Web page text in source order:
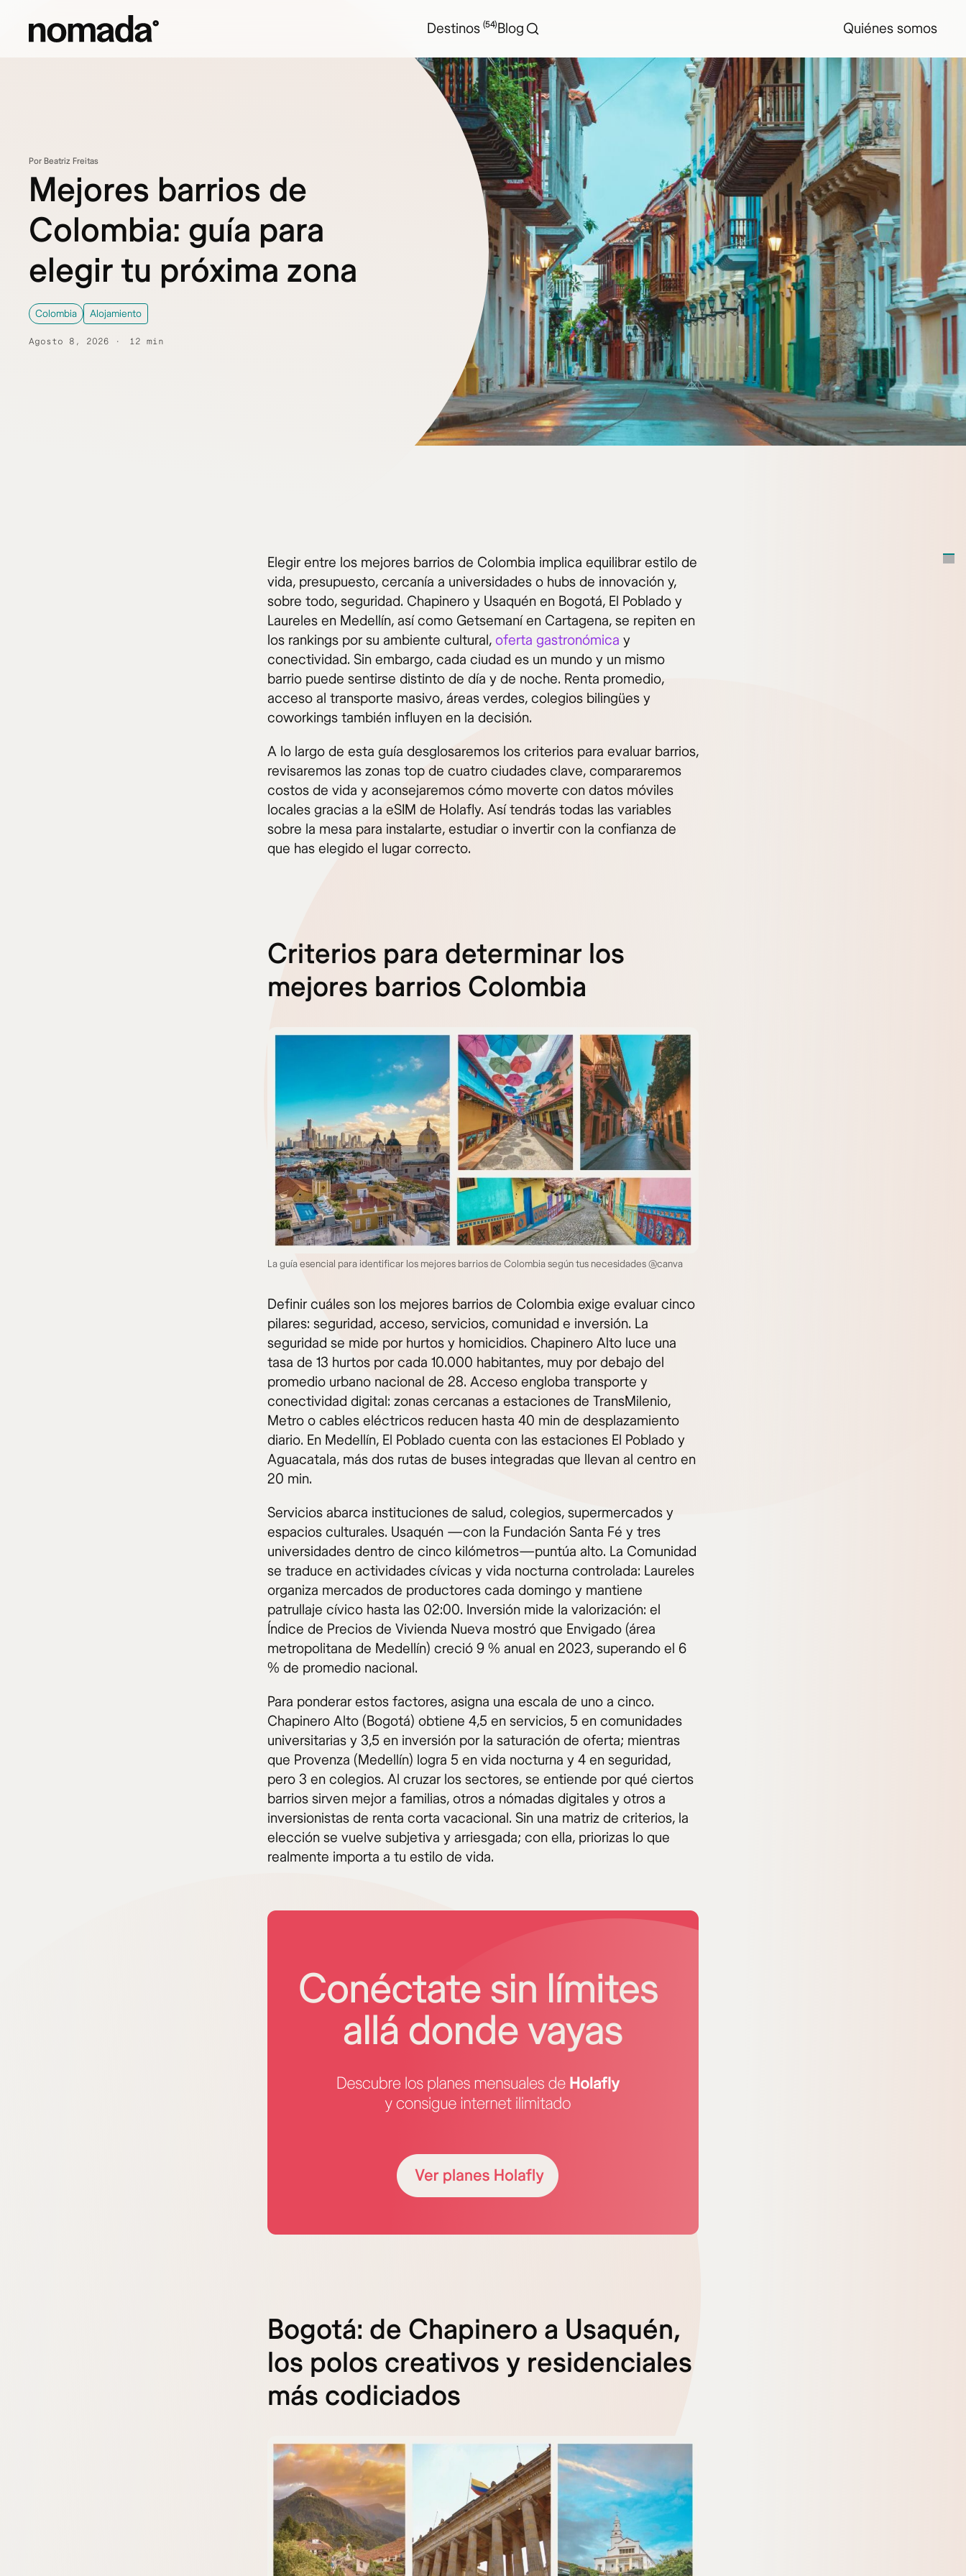
Destinos (54)Blog Quiénes somos
Por Beatriz Freitas
Mejores barrios de
Colombia: guía para
elegir tu próxima zona
Colombia Alojamiento
Agosto 8, 2026 12 min
Elegir entre los mejores barrios de Colombia implica equilibrar estilo de
vida, presupuesto, cercanía a universidades o hubs de innovación y,
sobre todo, seguridad. Chapinero y Usaquén en Bogotá, El Poblado y
Laureles en Medellín, así como Getsemaní en Cartagena, se repiten en
los rankings por su ambiente cultural, oferta gastronómica y
conectividad. Sin embargo, cada ciudad es un mundo y un mismo
barrio puede sentirse distinto de día y de noche. Renta promedio,
acceso al transporte masivo, áreas verdes, colegios bilingües y
coworkings también influyen en la decisión.
A lo largo de esta guía desglosaremos los criterios para evaluar barrios,
revisaremos las zonas top de cuatro ciudades clave, compararemos
costos de vida y aconsejaremos cómo moverte con datos móviles
locales gracias a la eSIM de Holafly. Así tendrás todas las variables
sobre la mesa para instalarte, estudiar o invertir con la confianza de
que has elegido el lugar correcto.
Criterios para determinar los
mejores barrios Colombia
La guía esencial para identificar los mejores barrios de Colombia según tus necesidades @canva
Definir cuáles son los mejores barrios de Colombia exige evaluar cinco
pilares: seguridad, acceso, servicios, comunidad e inversión. La
seguridad se mide por hurtos y homicidios. Chapinero Alto luce una
tasa de 13 hurtos por cada 10.000 habitantes, muy por debajo del
promedio urbano nacional de 28. Acceso engloba transporte y
conectividad digital: zonas cercanas a estaciones de TransMilenio,
Metro o cables eléctricos reducen hasta 40 min de desplazamiento
diario. En Medellín, El Poblado cuenta con las estaciones El Poblado y
Aguacatala, más dos rutas de buses integradas que llevan al centro en
20 min.
Servicios abarca instituciones de salud, colegios, supermercados y
espacios culturales. Usaquén —​con la Fundación Santa Fé y tres
universidades dentro de cinco kilómetros—​puntúa alto. La Comunidad
se traduce en actividades cívicas y vida nocturna controlada: Laureles
organiza mercados de productores cada domingo y mantiene
patrullaje cívico hasta las 02:00. Inversión mide la valorización: el
Índice de Precios de Vivienda Nueva mostró que Envigado (área
metropolitana de Medellín) creció 9 % anual en 2023, superando el 6
% de promedio nacional.
Para ponderar estos factores, asigna una escala de uno a cinco.
Chapinero Alto (Bogotá) obtiene 4,5 en servicios, 5 en comunidades
universitarias y 3,5 en inversión por la saturación de oferta; mientras
que Provenza (Medellín) logra 5 en vida nocturna y 4 en seguridad,
pero 3 en colegios. Al cruzar los sectores, se entiende por qué ciertos
barrios sirven mejor a familias, otros a nómadas digitales y otros a
inversionistas de renta corta vacacional. Sin una matriz de criterios, la
elección se vuelve subjetiva y arriesgada; con ella, priorizas lo que
realmente importa a tu estilo de vida.
Bogotá: de Chapinero a Usaquén,
los polos creativos y residenciales
más codiciados